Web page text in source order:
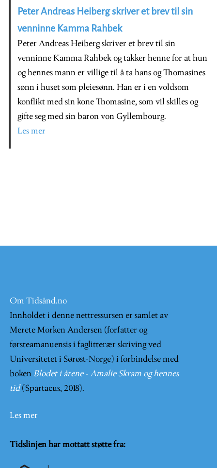
Peter Andreas Heiberg skriver et brev til sin
venninne Kamma Rahbek
Peter Andreas Heiberg skriver et brev til sin
venninne Kamma Rahbek og takker henne for at hun
og hennes mann er villige til å ta hans og Thomasines
sønn i huset som pleiesønn. Han er i en voldsom
konflikt med sin kone Thomasine, som vil skilles og
gifte seg med sin baron von Gyllembourg.
Les mer
Om Tidsånd.no
Innholdet i denne nettressursen er samlet av
Merete Morken Andersen (forfatter og
førsteamanuensis i faglitterær skriving ved
Universitetet i Sørøst-Norge) i forbindelse med
boken Blodet i årene - Amalie Skram og hennes
tid (Spartacus, 2018).
Les mer
Tidslinjen har mottatt støtte fra: